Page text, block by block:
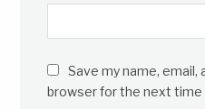
Save my name, email,
browser for the next time